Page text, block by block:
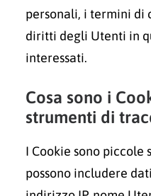
personali, i termini di
diritti degli Utenti in
interessati.
Cosa sono i
strumenti di
I Cookie sono piccole
possono includere